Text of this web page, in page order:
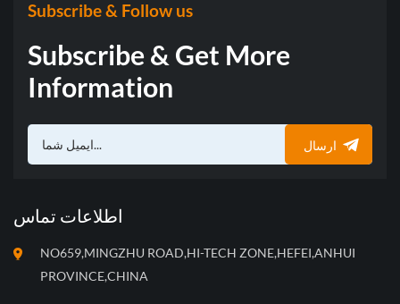
Subscribe & Follow us
Subscribe & Get More
Information
ارسال
اطلاعات تماس
NO659,MINGZHU ROAD,HI-TECH ZONE,HEFEI,ANHUI
PROVINCE,CHINA